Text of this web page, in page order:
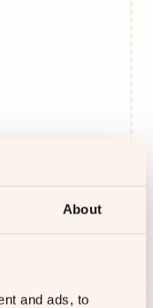
About
and ads, to
T.